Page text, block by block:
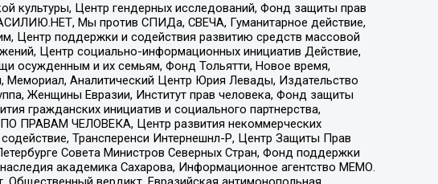
культуры, Центр гендерных исследований, Фонд защиты прав
Мы против СПИДа, СВЕЧА, Гуманитарное действие,
Центр поддержки и содействия развитию средств массовой
Центр социально-информационных инициатив Действие,
осужденным и их семьям, Фонд Тольятти, Новое время,
Мемориал, Аналитический Центр Юрия Левады, Издательство
Женщины Евразии, Институт прав человека, Фонд защиты
гражданских инициатив и социального партнерства,
ПРАВАМ ЧЕЛОВЕКА, Центр развития некоммерческих
Трансперенси Интернешнл-Р, Центр Защиты Прав
Совета Министров Северных Стран, Фонд поддержки
академика Сахарова, Информационное агентство МЕМО.